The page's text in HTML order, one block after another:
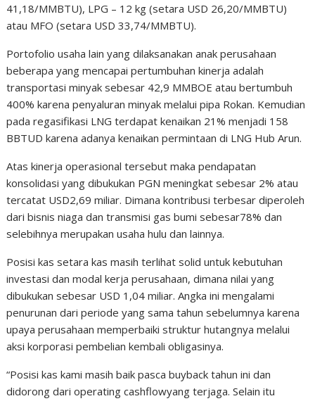
41,18/MMBTU), LPG – 12 kg (setara USD 26,20/MMBTU)
atau MFO (setara USD 33,74/MMBTU).
Portofolio usaha lain yang dilaksanakan anak perusahaan
beberapa yang mencapai pertumbuhan kinerja adalah
transportasi minyak sebesar 42,9 MMBOE atau bertumbuh
400% karena penyaluran minyak melalui pipa Rokan. Kemudian
pada regasifikasi LNG terdapat kenaikan 21% menjadi 158
BBTUD karena adanya kenaikan permintaan di LNG Hub Arun.
Atas kinerja operasional tersebut maka pendapatan
konsolidasi yang dibukukan PGN meningkat sebesar 2% atau
tercatat USD2,69 miliar. Dimana kontribusi terbesar diperoleh
dari bisnis niaga dan transmisi gas bumi sebesar78% dan
selebihnya merupakan usaha hulu dan lainnya.
Posisi kas setara kas masih terlihat solid untuk kebutuhan
investasi dan modal kerja perusahaan, dimana nilai yang
dibukukan sebesar USD 1,04 miliar. Angka ini mengalami
penurunan dari periode yang sama tahun sebelumnya karena
upaya perusahaan memperbaiki struktur hutangnya melalui
aksi korporasi pembelian kembali obligasinya.
“Posisi kas kami masih baik pasca buyback tahun ini dan
didorong dari operating cashflowyang terjaga. Selain itu